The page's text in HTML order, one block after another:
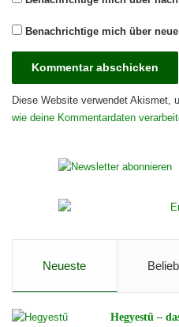
Benachrichtige mich über
Diese Website verwendet Akismet,
wie deine Kommentardaten
Neueste
Hegyestű –